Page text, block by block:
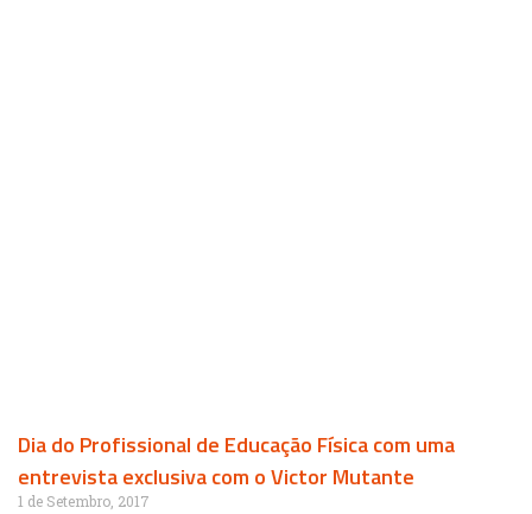
Dia do Profissional de Educação Física com uma
entrevista exclusiva com o Victor Mutante
1 de Setembro, 2017